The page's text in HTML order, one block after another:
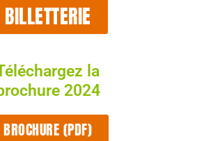
BILLETTERIE
la
2024
BROCHURE (PDF)